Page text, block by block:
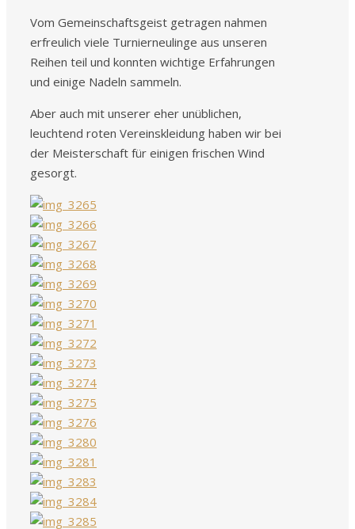
Vom Gemeinschaftsgeist getragen nahmen
erfreulich viele Turnierneulinge aus unseren
Reihen teil und konnten wichtige Erfahrungen
und einige Nadeln sammeln.
Aber auch mit unserer eher unüblichen,
leuchtend roten Vereinskleidung haben wir bei
der Meisterschaft für einigen frischen Wind
gesorgt.